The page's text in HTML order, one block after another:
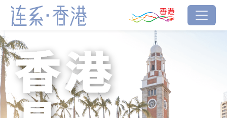
跳到主要内容
香港品牌
#多元共融